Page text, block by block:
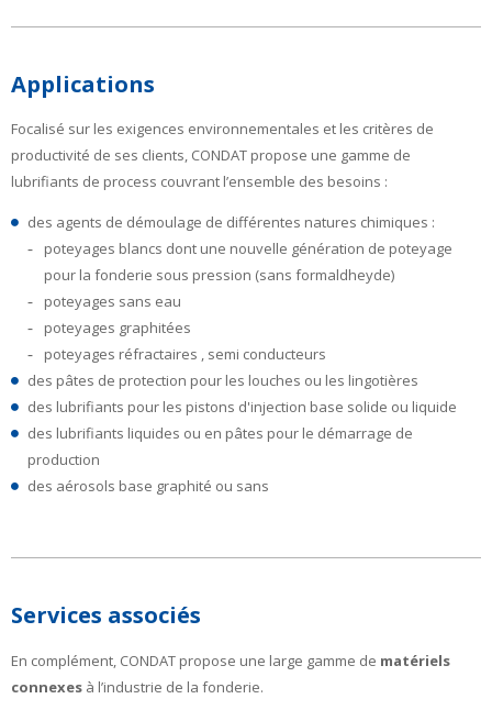
Applications
Focalisé sur les exigences environnementales et les critères de
productivité de ses clients, CONDAT propose une gamme de
lubrifiants de process couvrant l’ensemble des besoins :
des agents de démoulage de différentes natures chimiques :
poteyages blancs dont une nouvelle génération de poteyage
pour la fonderie sous pression (sans formaldheyde)
poteyages sans eau
poteyages graphitées
poteyages réfractaires , semi conducteurs
des pâtes de protection pour les louches ou les lingotières
des lubrifiants pour les pistons d'injection base solide ou liquide
des lubrifiants liquides ou en pâtes pour le démarrage de
production
des aérosols base graphité ou sans
Services associés
En complément, CONDAT propose une large gamme de matériels
connexes à l’industrie de la fonderie.